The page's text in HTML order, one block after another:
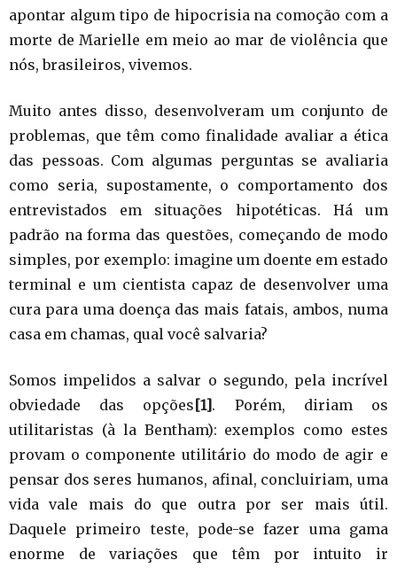
apontar algum tipo de hipocrisia na comoção com a
morte de Marielle em meio ao mar de violência que
nós, brasileiros, vivemos.
Muito antes disso, desenvolveram um conjunto de
problemas, que têm como finalidade avaliar a ética
das pessoas. Com algumas perguntas se avaliaria
como seria, supostamente, o comportamento dos
entrevistados em situações hipotéticas. Há um
padrão na forma das questões, começando de modo
simples, por exemplo: imagine um doente em estado
terminal e um cientista capaz de desenvolver uma
cura para uma doença das mais fatais, ambos, numa
casa em chamas, qual você salvaria?
Somos impelidos a salvar o segundo, pela incrível
obviedade das opções[1]. Porém, diriam os
utilitaristas (à la Bentham): exemplos como estes
provam o componente utilitário do modo de agir e
pensar dos seres humanos, afinal, concluiriam, uma
vida vale mais do que outra por ser mais útil.
Daquele primeiro teste, pode-se fazer uma gama
enorme de variações que têm por intuito ir